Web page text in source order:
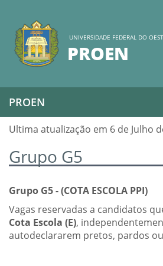
UNIVERSIDADE FEDERAL DO
PROEN
PROEN
Ultima atualização em 6 de Julho
Grupo G5
Grupo G5 - (COTA ESCOLA PPI)
Vagas reservadas a candidatos
Cota Escola (E),
autodeclararem pretos, pardos